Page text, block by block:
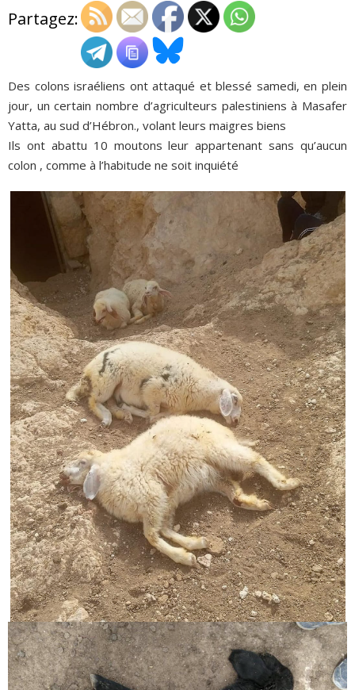
QUI SOMMES-NOUS ?
ADHÉSIONS, DONS, CONTACT
Partagez:
Des colons israéliens ont attaqué et blessé samedi, en plein
jour, un certain nombre d’agriculteurs palestiniens à Masafer
Yatta, au sud d’Hébron., volant leurs maigres biens
Ils ont abattu 10 moutons leur appartenant sans qu’aucun
colon , comme à l’habitude ne soit inquiété